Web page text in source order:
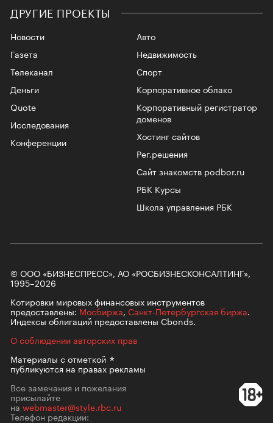
ДРУГИЕ ПРОЕКТЫ
Новости
Газета
Телеканал
Авто
Недвижимость
Спорт
Корпоративное облако
Корпоративный регистратор
доменов
Хостинг сайтов
Рег.решения
Сайт знакомств podbor.ru
РБК Курсы
Школа управления РБК
Деньги
Quote
Исследования
Конференции
© ООО «БИЗНЕСПРЕСС», АО «РОСБИЗНЕСКОНСАЛТИНГ»,
1995–2026
Котировки мировых финансовых инструментов
предоставлены: Мосбиржа, Санкт-Петербургская биржа.
Индексы облигаций предоставлены Cbonds.
О соблюдении авторских прав
Материалы сотметкой
публикуются на правах рекламы
Все замечания и пожелания
присылайте
на webmaster@style.rbc.ru
Телефон редакции: